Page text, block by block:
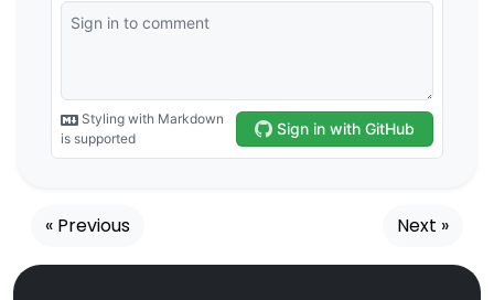
« Previous Next »